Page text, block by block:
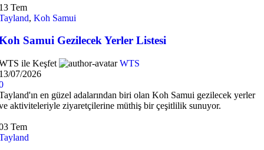
Tem
, Koh Samui
Samui Gezilecek Yerler Listesi
ile Keşfet
WTS
07/2026
en güzel adalarından biri olan Koh Samui gezilecek yerler
aktiviteleriyle ziyaretçilerine müthiş bir çeşitlilik sunuyor.
Tem